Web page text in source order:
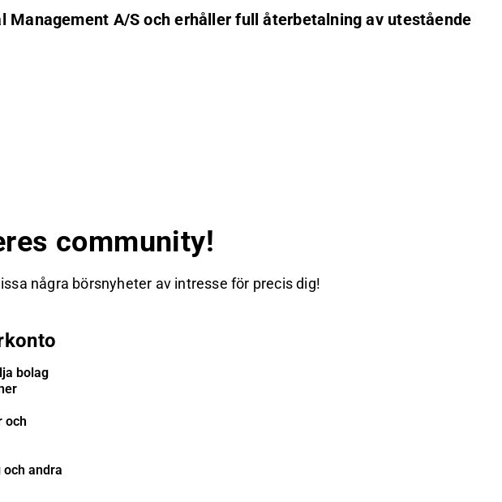
A/S och erhåller full återbetalning av utestående
community!
några börsnyheter av intresse för precis dig!
bolag
och
andra